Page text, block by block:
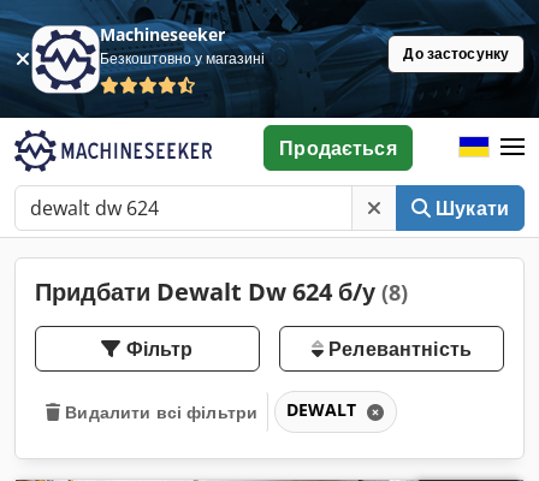
Machineseeker
Безкоштовно у магазині До застосунку
Шукати
Продається
Придбати Dewalt Dw 624 б/у (8)
Фільтр Релевантність
Видалити всі фільтри DEWALT